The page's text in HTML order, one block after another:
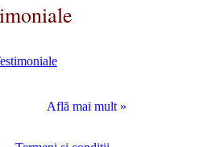
Află mai mult »